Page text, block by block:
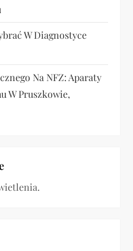
W Diagnostyce
Na NFZ: Aparaty
W Pruszkowie,